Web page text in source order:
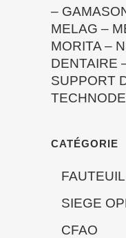
–
MELAG –
MORITA –
DENTAIRE
SUPPORT
CATÉGORIE
SIEGE
CFAO